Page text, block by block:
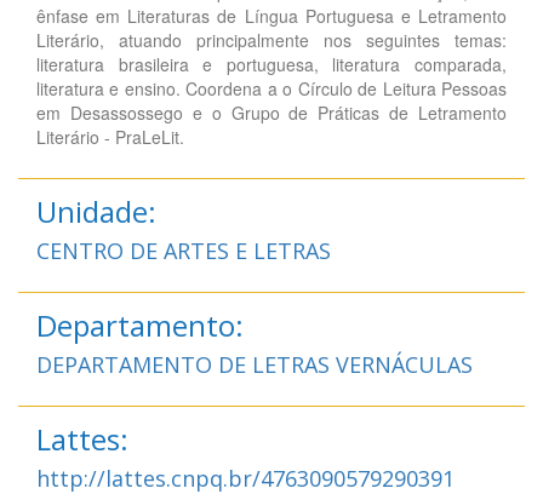
ênfase em Literaturas de Língua Portuguesa e Letramento
Literário, atuando principalmente nos seguintes temas:
literatura brasileira e portuguesa, literatura comparada,
literatura e ensino. Coordena a o Círculo de Leitura Pessoas
em Desassossego e o Grupo de Práticas de Letramento
Literário - PraLeLit.
Unidade:
CENTRO DE ARTES E LETRAS
Departamento:
DEPARTAMENTO DE LETRAS VERNÁCULAS
Lattes:
http://lattes.cnpq.br/4763090579290391